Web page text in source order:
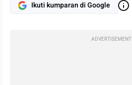
Ikuti kumparan di Google
ADVERTISEMENT